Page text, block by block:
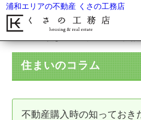
浦和エリアの不動産 くさの工務店
不
住まいのコラム
不動産購入時の知っておき